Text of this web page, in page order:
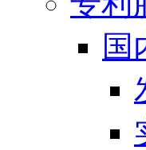
国